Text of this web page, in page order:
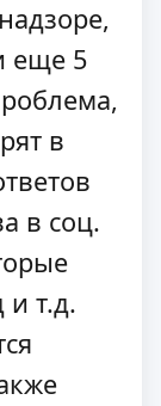
еще 5
в
в соц.
т.д.